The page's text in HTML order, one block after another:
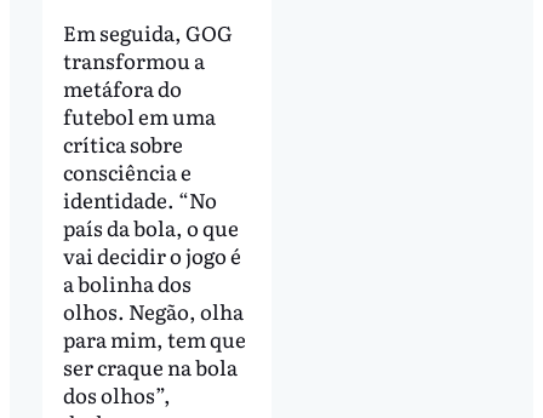
Em seguida, GOG
transformou a
metáfora do
futebol em uma
crítica sobre
consciência e
identidade. “No
país da bola, o que
vai decidir o jogo é
a bolinha dos
olhos. Negão, olha
para mim, tem que
ser craque na bola
dos olhos”,